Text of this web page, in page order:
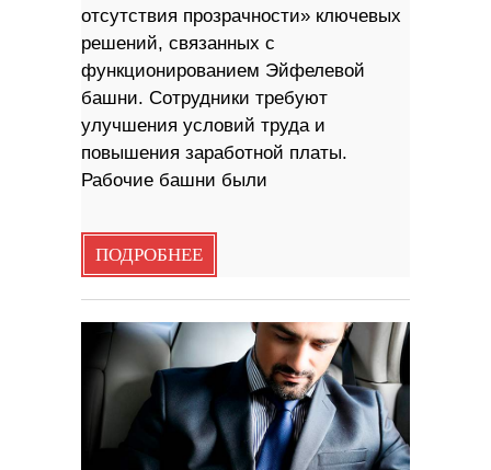
отсутствия прозрачности» ключевых
решений, связанных с
функционированием Эйфелевой
башни. Сотрудники требуют
улучшения условий труда и
повышения заработной платы.
Рабочие башни были
ПОДРОБНЕЕ